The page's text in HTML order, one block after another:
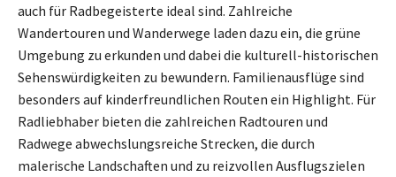
auch für Radbegeisterte ideal sind. Zahlreiche
Wandertouren und Wanderwege laden dazu ein, die grüne
Umgebung zu erkunden und dabei die kulturell-historischen
Sehenswürdigkeiten zu bewundern. Familienausflüge sind
besonders auf kinderfreundlichen Routen ein Highlight. Für
Radliebhaber bieten die zahlreichen Radtouren und
Radwege abwechslungsreiche Strecken, die durch
malerische Landschaften und zu reizvollen Ausflugszielen